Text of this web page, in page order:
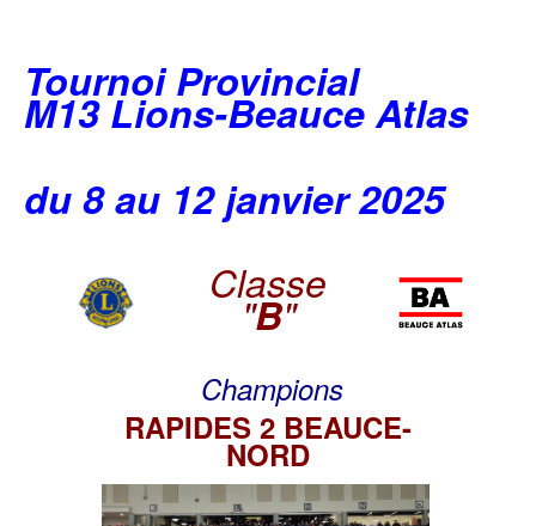
Tournoi Provincial
M13 Lions-Beauce Atlas
du 8 au 12 janvier 2025
Classe
"B"
Champions
RAPIDES 2 BEAUCE-
NORD